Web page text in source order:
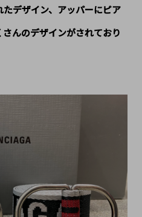
デザイン、アッパーにピア
んのデザインがされており